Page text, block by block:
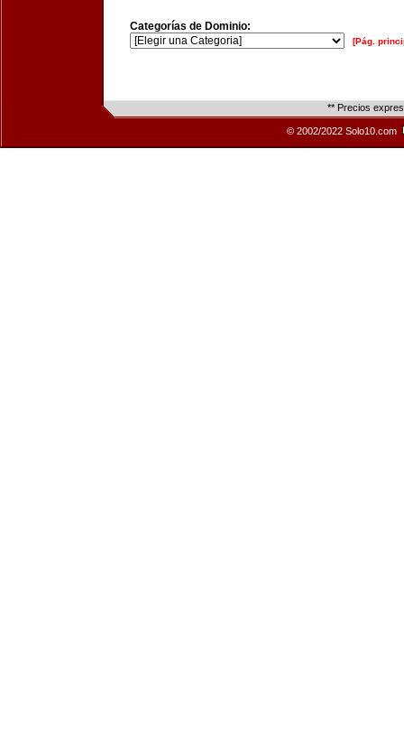
Categorías de Dominio:
[Pág.
** Precios
© 2002/2022 Solo10.com